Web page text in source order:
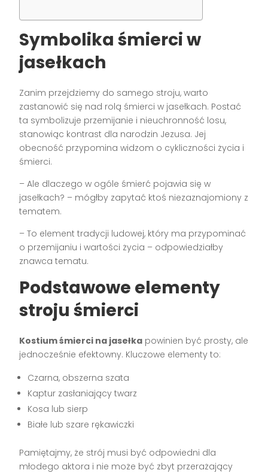
Symbolika śmierci w
jasełkach
Zanim przejdziemy do samego stroju, warto
zastanowić się nad rolą śmierci w jasełkach. Postać
ta symbolizuje przemijanie i nieuchronność losu,
stanowiąc kontrast dla narodzin Jezusa. Jej
obecność przypomina widzom o cykliczności życia i
śmierci.
– Ale dlaczego w ogóle śmierć pojawia się w
jasełkach? – mógłby zapytać ktoś niezaznajomiony z
tematem.
– To element tradycji ludowej, który ma przypominać
o przemijaniu i wartości życia – odpowiedziałby
znawca tematu.
Podstawowe elementy
stroju śmierci
Kostium śmierci na jasełka powinien być prosty, ale
jednocześnie efektowny. Kluczowe elementy to:
Czarna, obszerna szata
Kaptur zasłaniający twarz
Kosa lub sierp
Białe lub szare rękawiczki
Pamiętajmy, że strój musi być odpowiedni dla
młodego aktora i nie może być zbyt przerażający